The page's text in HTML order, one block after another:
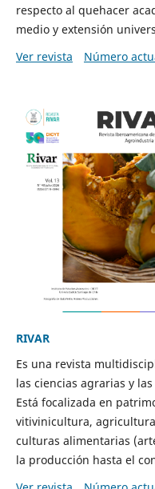
respecto al quehacer
medio y extensión
Ver revista
Número
RIVAR
Es una revista
las ciencias agrarias y
Está focalizada en
vitivinicultura,
culturas alimentarias
la producción hasta el